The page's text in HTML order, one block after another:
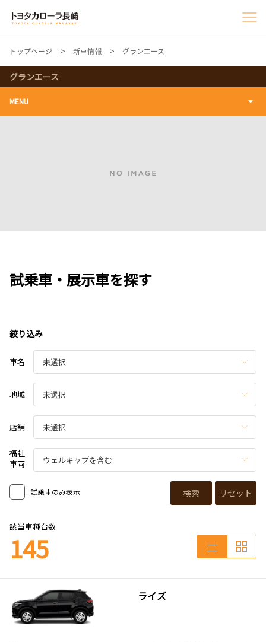
トップページ 新車情報 グランエース
グランエース
MENU
試乗車・展示車を探す
絞り込み
車名
地域
店舗
福祉
車両
試乗車のみ表示 検索 リセット
該当車種台数
145
ライズ